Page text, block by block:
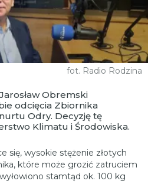
fot. Radio Rodzina
Obremski
odcięcia Zbiornika
Odry. Decyzję tę
Klimatu i Środowiska.
się, wysokie stężenie złotych
które może grozić zatruciem
stamtąd ok. 100 kg